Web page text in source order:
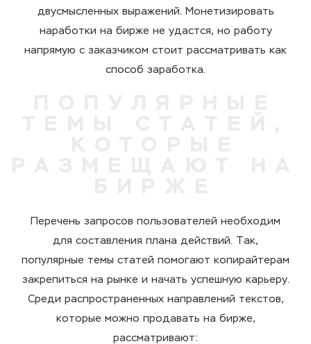
двусмысленных выражений. Монетизировать
наработки на бирже не удастся, но работу
напрямую с заказчиком стоит рассматривать как
способ заработка.
Перечень запросов пользователей необходим
для составления плана действий. Так,
популярные темы статей помогают копирайтерам
закрепиться на рынке и начать успешную карьеру.
Среди распространенных направлений текстов,
которые можно продавать на бирже,
рассматривают: